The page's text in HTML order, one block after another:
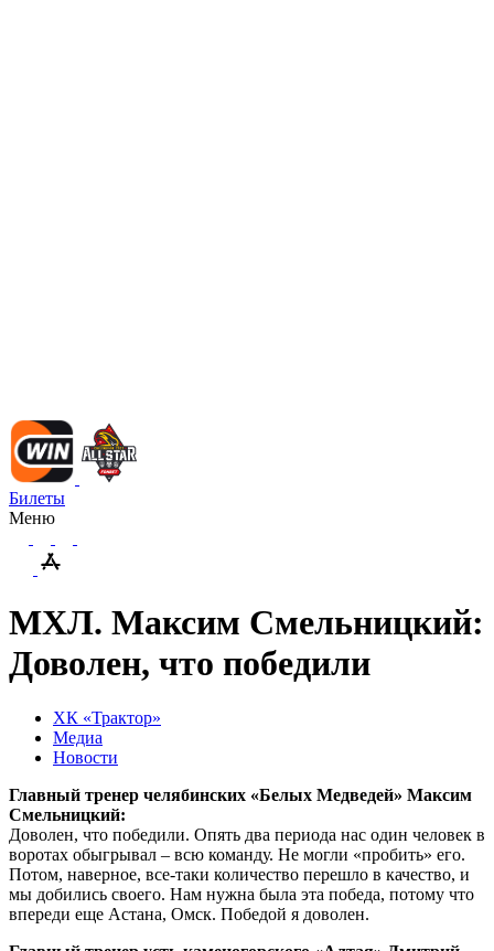
Билеты
Меню
МХЛ. Максим Смельницкий:
Доволен, что победили
ХК «Трактор»
Медиа
Новости
Главный тренер челябинских «Белых Медведей» Максим
Смельницкий:
Доволен, что победили. Опять два периода нас один человек в
воротах обыгрывал – всю команду. Не могли «пробить» его.
Потом, наверное, все-таки количество перешло в качество, и
мы добились своего. Нам нужна была эта победа, потому что
впереди еще Астана, Омск. Победой я доволен.